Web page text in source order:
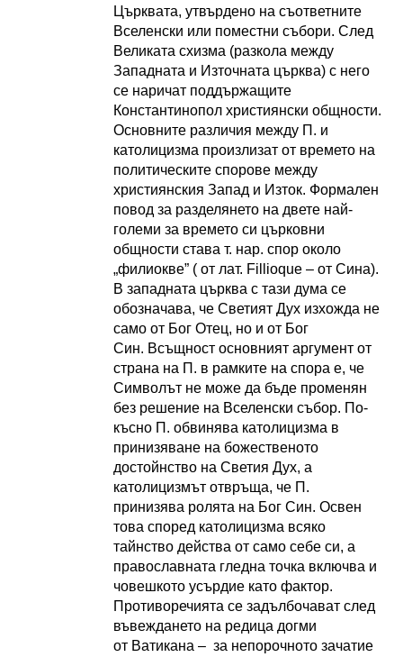
Църквата, утвърдено на съответните
Вселенски или поместни събори. След
Великата схизма (разкола между
Западната и Източната църква) с него
се наричат поддържащите
Константинопол християнски общности.
Основните различия между П. и
католицизма произлизат от времето на
политическите спорове между
християнския Запад и Изток. Формален
повод за разделянето на двете най-
големи за времето си църковни
общности става т. нар. спор около
„филиокве” ( от лат. Fillioque – от Сина).
В западната църква с тази дума се
обозначава, че Светият Дух изхожда не
само от Бог Отец, но и от Бог
Син. Всъщност основният аргумент от
страна на П. в рамките на спора е, че
Символът не може да бъде променян
без решение на Вселенски събор. По-
късно П. обвинява католицизма в
принизяване на божественото
достойнство на Светия Дух, а
католицизмът отвръща, че П.
принизява ролята на Бог Син. Освен
това според католицизма всяко
тайнство действа от само себе си, а
православната гледна точка включва и
човешкото усърдие като фактор.
Противоречията се задълбочават след
въвеждането на редица догми
от Ватикана – за непорочното зачатие